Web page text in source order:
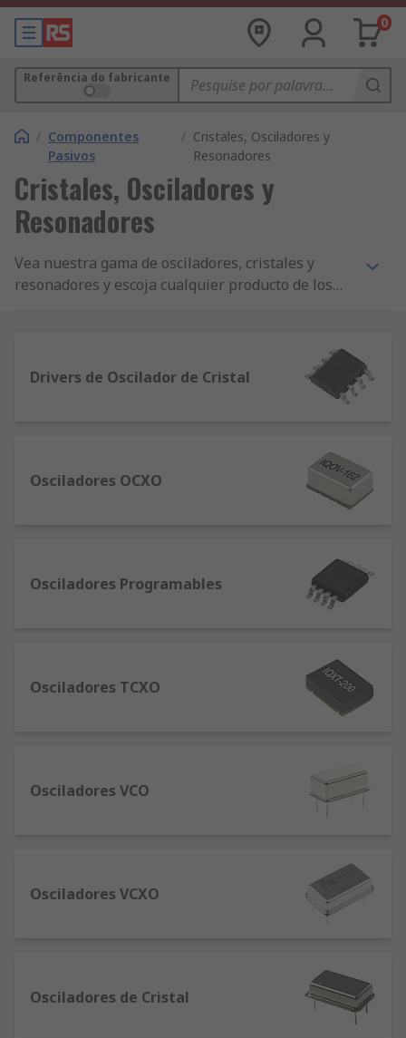
0
Referência do fabricante
/ Componentes
Pasivos
/ Cristales, Osciladores y
Resonadores
Cristales, Osciladores y
Resonadores
Vea nuestra gama de osciladores, cristales y
resonadores y escoja cualquier producto de los
entre en la página de Nuevos Productos. Además,
para aquellos productos que son esenciales para
la creación de sus diseños, visite nuestro portal
Drivers de Oscilador de Cristal
Osciladores OCXO
Osciladores Programables
Osciladores TCXO
Osciladores VCO
Osciladores VCXO
Osciladores de Cristal